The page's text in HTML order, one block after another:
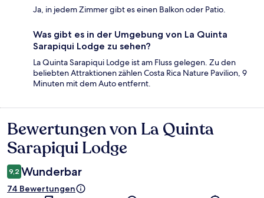
Ja, in jedem Zimmer gibt es einen Balkon oder Patio.
Was gibt es in der Umgebung von La Quinta
Sarapiqui Lodge zu sehen?
La Quinta Sarapiqui Lodge ist am Fluss gelegen. Zu den
beliebten Attraktionen zählen Costa Rica Nature Pavilion, 9
Minuten mit dem Auto entfernt.
Bewertungen
Bewertungen von La Quinta
Sarapiqui Lodge
9,2 Wunderbar
74 Bewertungen